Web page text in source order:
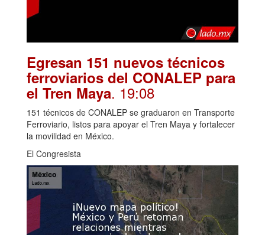
Egresan 151 nuevos técnicos
ferroviarios del CONALEP para
el Tren Maya. 19:08
151 técnicos de CONALEP se graduaron en Transporte
Ferroviario, listos para apoyar el Tren Maya y fortalecer
la movilidad en México.
El Congresista